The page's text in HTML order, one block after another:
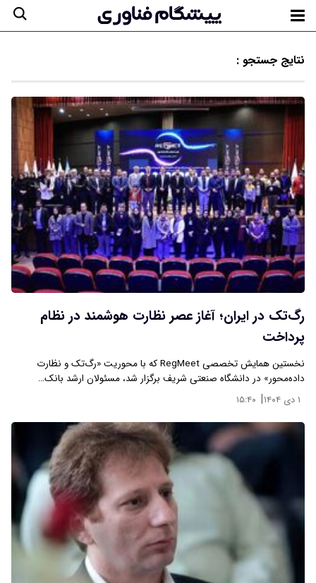
نتایج جستجو :
رگ‌تک در ایران؛ آغاز عصر نظارت هوشمند در نظام
پرداخت
نخستین همایش تخصصی RegMeet که با محوریت «رگ‌تک و نظارت
داده‌محور» در دانشگاه صنعتی شریف برگزار شد، مسئولان ارشد بانک…
۱ دی ۱۴۰۴ | ۱۵:۴۰